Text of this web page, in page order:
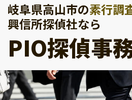
岐阜県高山市の素行調
興信所探偵社なら
PIO探偵事